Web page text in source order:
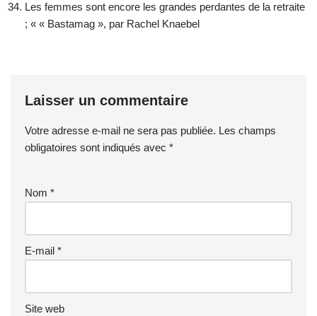
Les femmes sont encore les grandes perdantes de la retraite
; « « Bastamag », par Rachel Knaebel
Laisser un commentaire
Votre adresse e-mail ne sera pas publiée. Les champs
obligatoires sont indiqués avec *
Nom *
E-mail *
Site web